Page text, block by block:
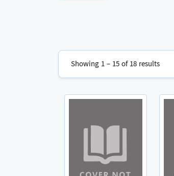
Showing 1 – 15 of 18 results